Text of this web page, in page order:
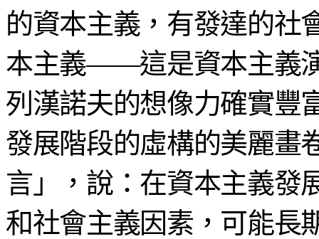
的資本主義，有發達的社
本主義——這是資本主義
列漢諾夫的想像力確實豐
發展階段的虛構的美麗畫
言」，說：在資本主義發
和社會主義因素，可能長